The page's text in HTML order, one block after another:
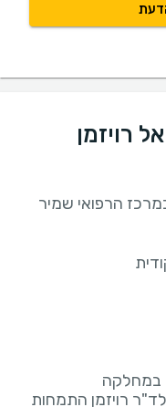
רויזמן
הרפואי שמיר
במחלקה
רויזמן התמחות